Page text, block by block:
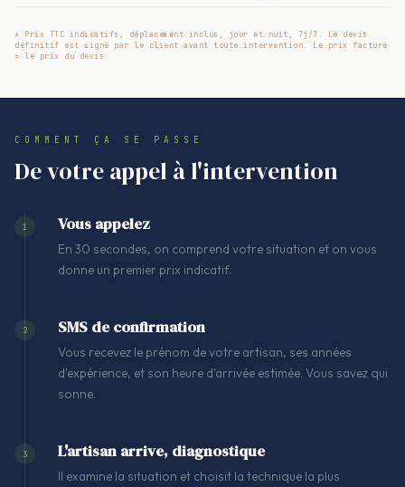
* Prix TTC indicatifs, déplacement inclus, jour et nuit, 7j/7. Le devis
définitif est signé par le client avant toute intervention. Le prix facturé
= le prix du devis.
COMMENT ÇA SE PASSE
De votre appel à l'intervention
1 Vous appelez
En 30 secondes, on comprend votre situation et on vous
donne un premier prix indicatif.
2 SMS de confirmation
Vous recevez le prénom de votre artisan, ses années
d'expérience, et son heure d'arrivée estimée. Vous savez qui
sonne.
3 L'artisan arrive, diagnostique
Il examine la situation et choisit la technique la plus